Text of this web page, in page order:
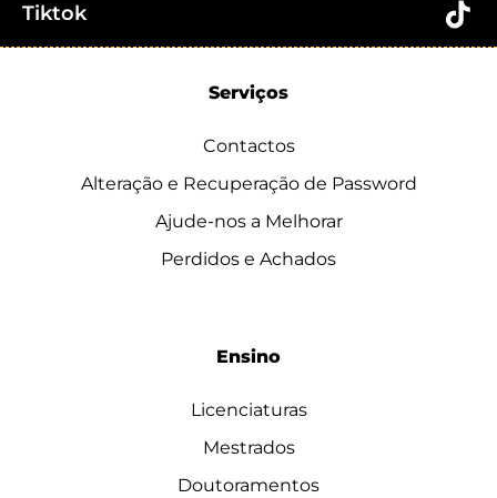
Tiktok
Serviços
Contactos
Alteração e Recuperação de Password
Ajude-nos a Melhorar
Perdidos e Achados
Ensino
Licenciaturas
Mestrados
Doutoramentos